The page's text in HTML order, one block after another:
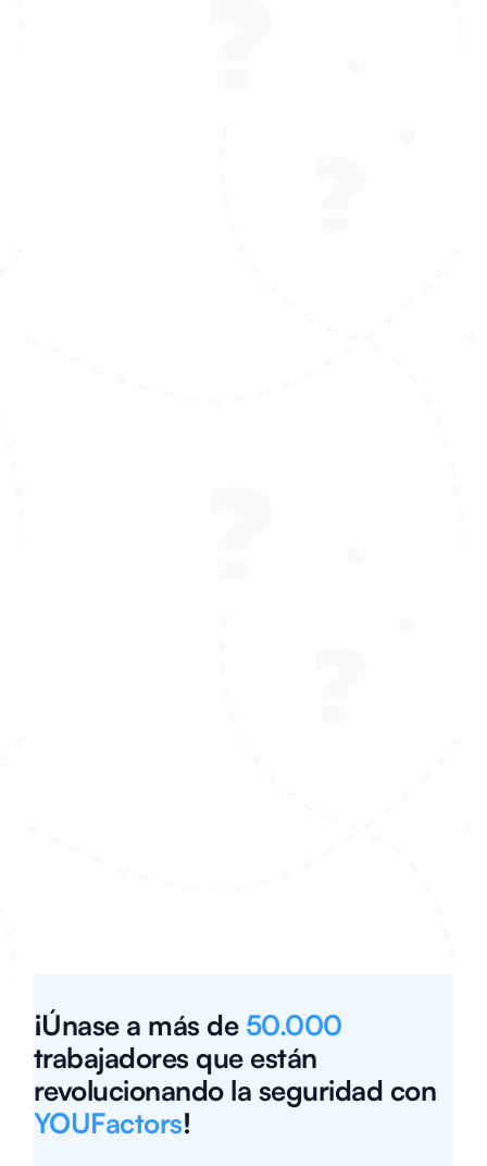
¡Únase a más de 50.000
trabajadores que están
revolucionando la seguridad con
YOUFactors!